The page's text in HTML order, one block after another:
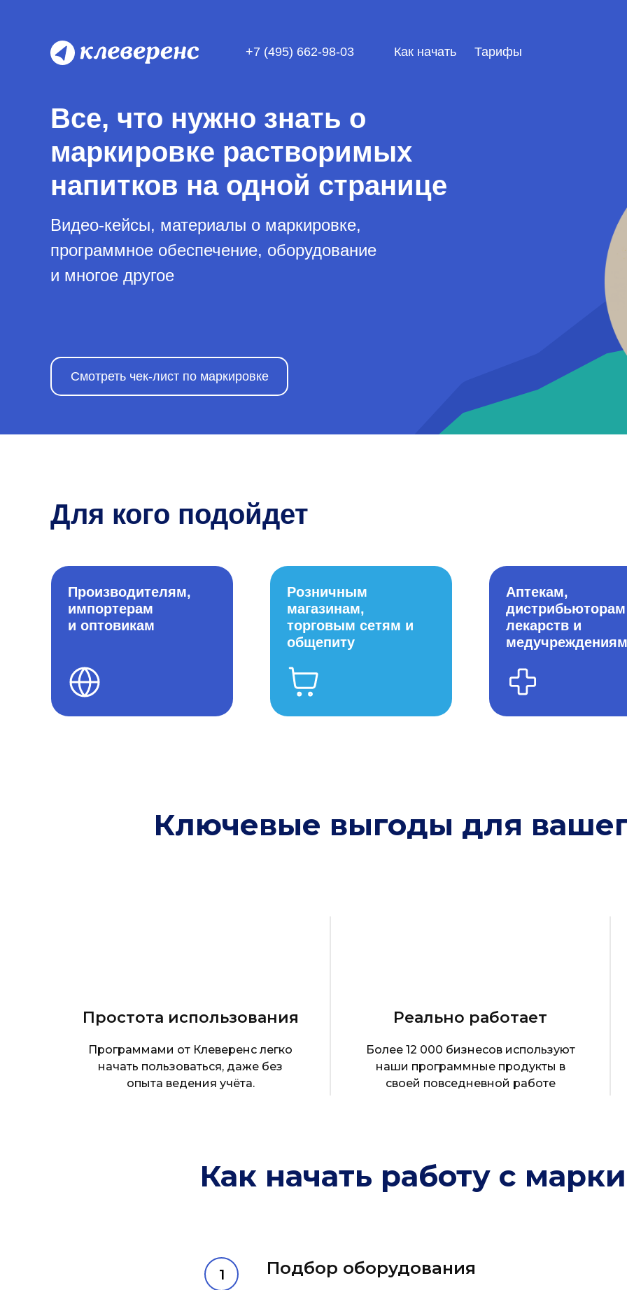
Все, что нужно знать о
маркировке растворимых
напитков на одной странице
Видео-кейсы, материалы о маркировке,
программное обеспечение, оборудование
и многое другое
Смотреть чек-лист по маркировке
Как начать Тарифы
+7 (495) 662-98-03
Аптекам,
дистрибьюторам
лекарств и
медучреждениям
Розничным
магазинам,
торговым сетям и
общепиту
Производителям,
импортерам
и оптовикам
Для кого подойдет
Ключевые выгоды для
Простота использования
Программами от Клеверенс легко
начать пользоваться, даже без
опыта ведения учёта.
Реально работает
Более 12 000 бизнесов используют
наши программные продукты в
своей повседневной работе
Как начать работу с
Подбор оборудования